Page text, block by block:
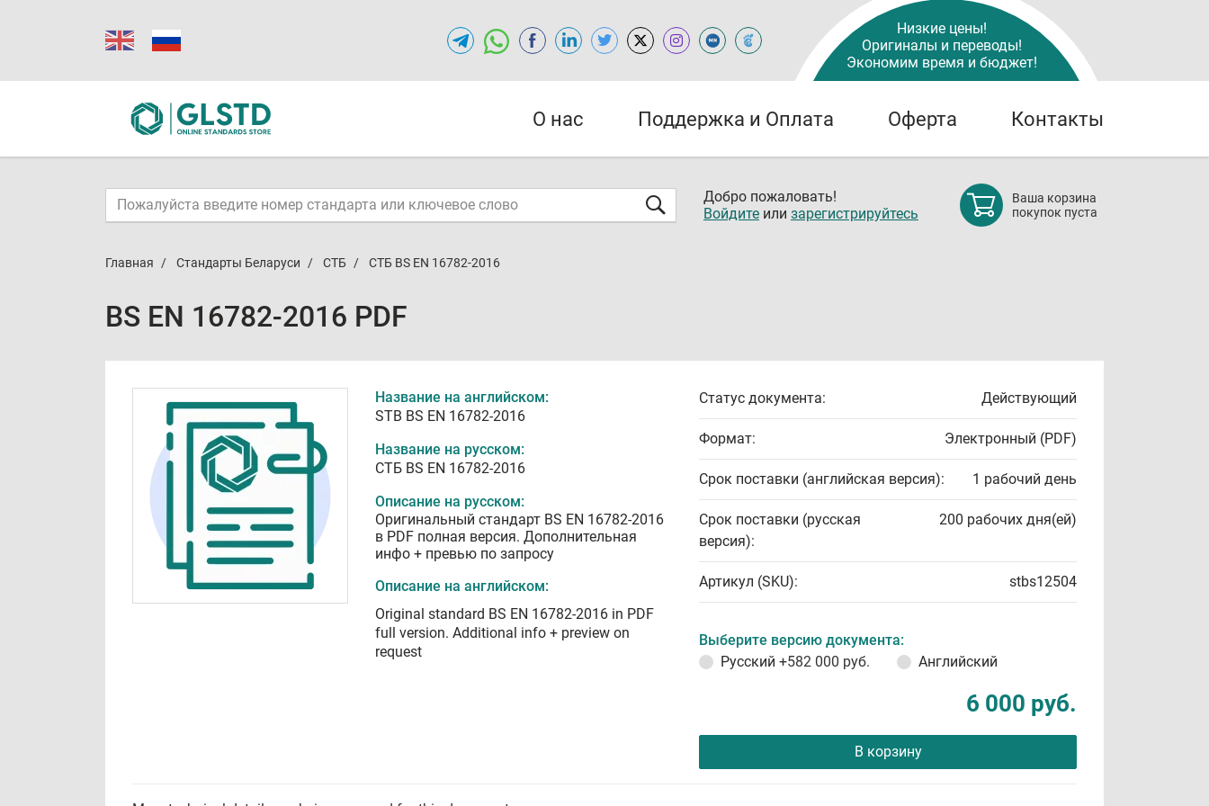
Низкие цены!
Оригиналы и переводы!
Экономим время и бюджет!
О нас Поддержка и Оплата Оферта Контакты
Добро пожаловать!
Войдите или зарегистрируйтесь
Ваша корзина
покупок пуста
Главная Стандарты Беларуси СТБ СТБ BS EN 16782-2016
BS EN 16782-2016 PDF
Название на английском:
STB BS EN 16782-2016
Название на русском:
СТБ BS EN 16782-2016
Описание на русском:
Оригинальный стандарт BS EN 16782-2016
в PDF полная версия. Дополнительная
инфо + превью по запросу
Описание на английском:
Original standard BS EN 16782-2016 in PDF
full version. Additional info + preview on
request
Статус документа: Действующий
Формат: Электронный (PDF)
Срок поставки (английская версия): 1 рабочий день
Срок поставки (русская
версия):
200 рабочих дня(ей)
Артикул (SKU): stbs12504
Выберите версию документа:
Русский +582 000 руб. Английский
6 000 руб.
В корзину